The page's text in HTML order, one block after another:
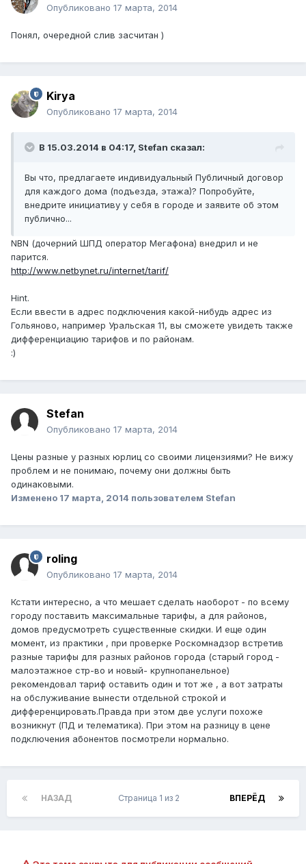
Опубликовано 17 марта, 2014
Понял, очередной слив засчитан )
Kirya
Опубликовано 17 марта, 2014
В 15.03.2014 в 04:17, Stefan сказал:
Вы что, предлагаете индивидуальный Публичный договор
для каждого дома (подъезда, этажа)? Попробуйте,
внедрите инициативу у себя в городе и заявите об этом
публично...
NBN (дочерний ШПД оператор Мегафона) внедрил и не
парится.
http://www.netbynet.ru/internet/tarif/
Hint.
Если ввести в адрес подключения какой-нибудь адрес из
Гольяново, например Уральская 11, вы сможете увидеть также
дифференциацию тарифов и по районам.
:)
Stefan
Опубликовано 17 марта, 2014
Цены разные у разных юрлиц со своими лицензиями? Не вижу
проблем и не понимаю, почему они должны быть
одинаковыми.
Изменено 17 марта, 2014 пользователем Stefan
roling
Опубликовано 17 марта, 2014
Кстати интересно, а что мешает сделать наоборот - по всему
городу поставить максимальные тарифы, а для районов,
домов предусмотреть существенные скидки. И еще один
момент, из практики , при проверке Роскомнадзор встретив
разные тарифы для разных районов города (старый город -
малоэтажное стр-во и новый- крупнопанельное)
рекомендовал тариф оставить один и тот же , а вот затраты
на обслуживание вынести отдельной строкой и
дифференцировать.Правда при этом две услуги похоже
возникнут (ПД и телематика). При этом на разницу в цене
подключения абонентов посмотрели нормально.
НАЗАД ВПЕРЁД
Страница 1 из 2